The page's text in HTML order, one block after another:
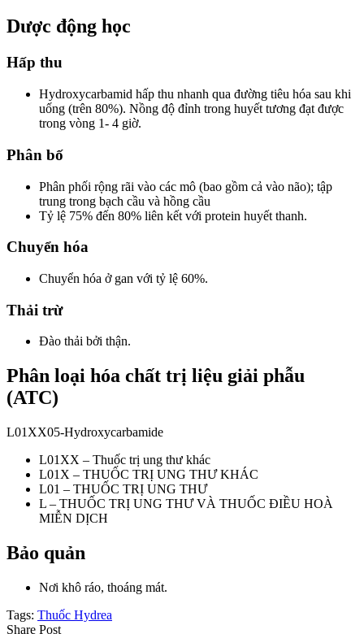
Dược động học
Hấp thu
Hydroxycarbamid hấp thu nhanh qua đường tiêu hóa sau khi
uống (trên 80%). Nồng độ đỉnh trong huyết tương đạt được
trong vòng 1- 4 giờ.
Phân bố
Phân phối rộng rãi vào các mô (bao gồm cả vào não); tập
trung trong bạch cầu và hồng cầu
Tỷ lệ 75% đến 80% liên kết với protein huyết thanh.
Chuyển hóa
Chuyển hóa ở gan với tỷ lệ 60%.
Thải trừ
Đào thải bởi thận.
Phân loại hóa chất trị liệu giải phẫu
(ATC)
L01XX05-Hydroxycarbamide
L01XX – Thuốc trị ung thư khác
L01X – THUỐC TRỊ UNG THƯ KHÁC
L01 – THUỐC TRỊ UNG THƯ
L – THUỐC TRỊ UNG THƯ VÀ THUỐC ĐIỀU HOÀ
MIỄN DỊCH
Bảo quản
Nơi khô ráo, thoáng mát.
Tags: Thuốc Hydrea
Share Post